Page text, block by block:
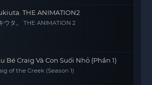
THE ANIMATION2
ウタ。 THE ANIMATION 2
Bé Craig Và Con Suối Nhỏ (Phần 1)
of the Creek (Season 1)